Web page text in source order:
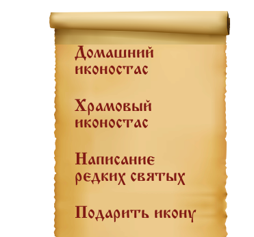
Домашний
иконостас
Храмовый
иконостас
Написание
редких святых
Подарить икону